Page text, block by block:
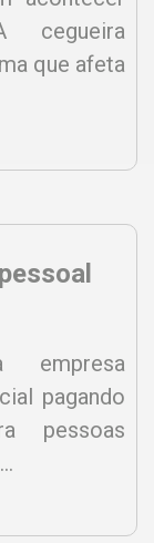
cegueira
que afeta
empresa
pagando
pessoas